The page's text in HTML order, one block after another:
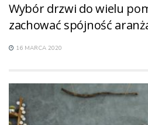
Wybór drzwi do wielu
zachować spójność
16 MARCA 2020